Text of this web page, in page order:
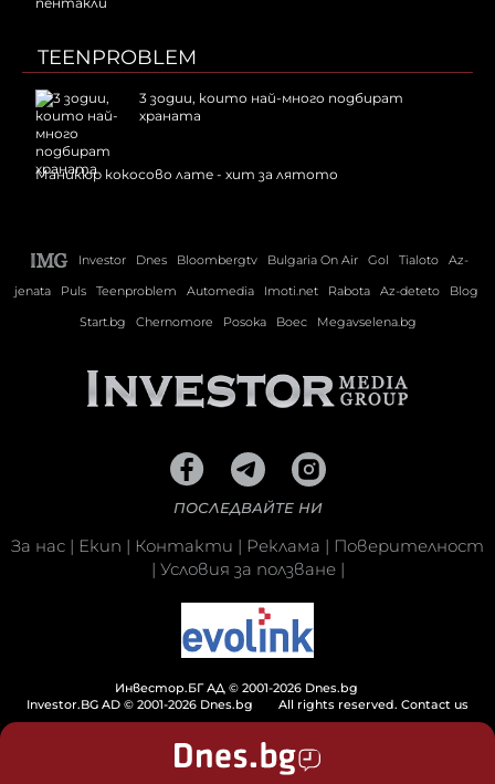
TEENPROBLEM
3 зодии, които най-много подбират
храната
Маникюр кокосово лате - хит за лятото
Investor Dnes Bloombergtv Bulgaria On Air Gol Tialoto
Az-
jenata
Puls Teenproblem Automedia Imoti.net Rabota Az-deteto
Blog
Start.bg
Chernomore Posoka Boec Megavselena.bg
ПОСЛЕДВАЙТЕ НИ
За нас | Екип | Контакти | Реклама | Поверителност
| Условия за ползване|
Инвестор.БГ АД © 2001-2026 Dnes.bg
Investor.BG AD © 2001-2026 Dnes.bg
All rights reserved. Contact us